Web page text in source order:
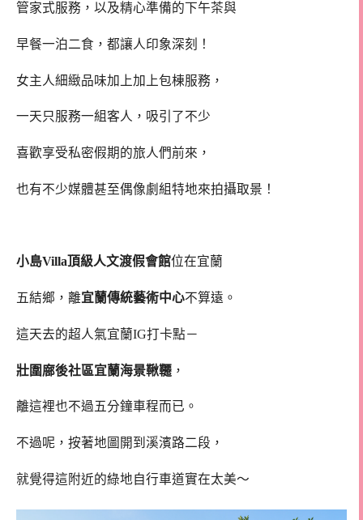
管家式服務，以及精心準備的下午茶與
早餐一泊二食，都讓人印象深刻！
女主人細緻品味加上加上包棟服務，
一天只服務一組客人，吸引了不少
喜歡享受私密假期的旅人們前來，
也有不少媒體甚至偶像劇組特地來拍攝取景！
小島Villa頂級人文渡假會館位在宜蘭
五結鄉，離宜蘭傳統藝術中心不算遠。
這天去的超人氣宜蘭IG打卡點－
壯圍廍後社區宜蘭海景鞦韆 ，
離這裡也不過五分鐘車程而已。
不過呢，按著地圖開到溪濱路二段，
就覺得這附近的綠地自行車道實在太美～